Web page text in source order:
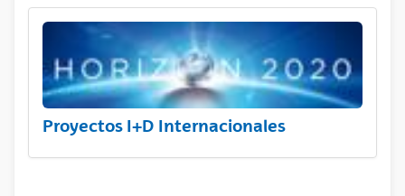
Proyectos I+D Internacionales